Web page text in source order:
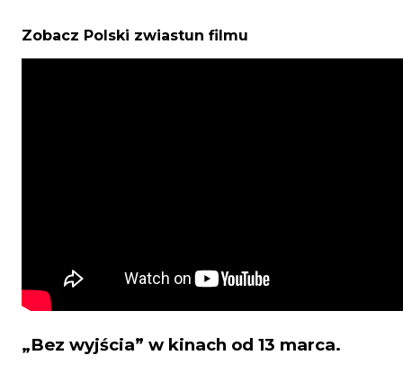
Zobacz Polski zwiastun filmu
„Bez wyjścia” w kinach od 13 marca.